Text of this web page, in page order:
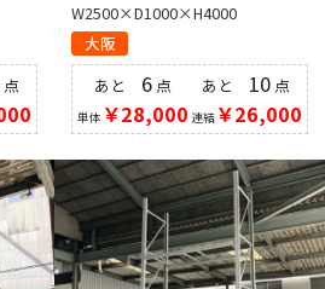
点
W2500×D1000×H4000
大阪
あと 6 点
単体 ￥28,000
あと 10 点
連結￥26,000